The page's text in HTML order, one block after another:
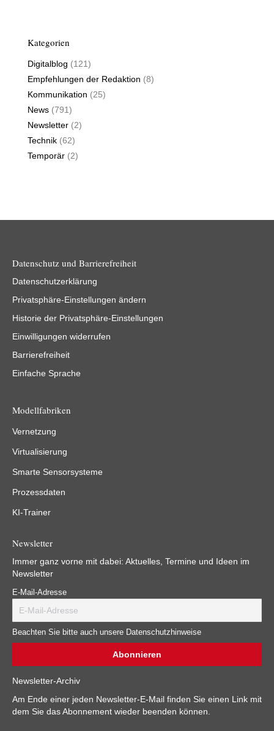
Kategorien
Digitalblog (121)
Empfehlungen der Redaktion (8)
Kommunikation (25)
News (791)
Newsletter (2)
Technik (62)
Temporär (2)
Datenschutz und Barrierefreiheit
Datenschutzerklärung
Privatsphäre-Einstellungen ändern
Historie der Privatsphäre-Einstellungen
Einwilligungen widerrufen
Barrierefreiheit
Einfache Sprache
Modellfabriken
Vernetzung
Virtualisierung
Smarte Sensorsysteme
Prozessdaten
KI-Trainer
Newsletter
Immer ganz vorne mit dabei: Aktuelles, Termine und Ideen im
Newsletter
E-Mail-Adresse
Beachten Sie bitte auch unsere Datenschutzhinweise
Newsletter-Archiv
Am Ende einer jeden Newsletter-E-Mail finden Sie einen Link mit
dem Sie das Abonnement wieder beenden können.